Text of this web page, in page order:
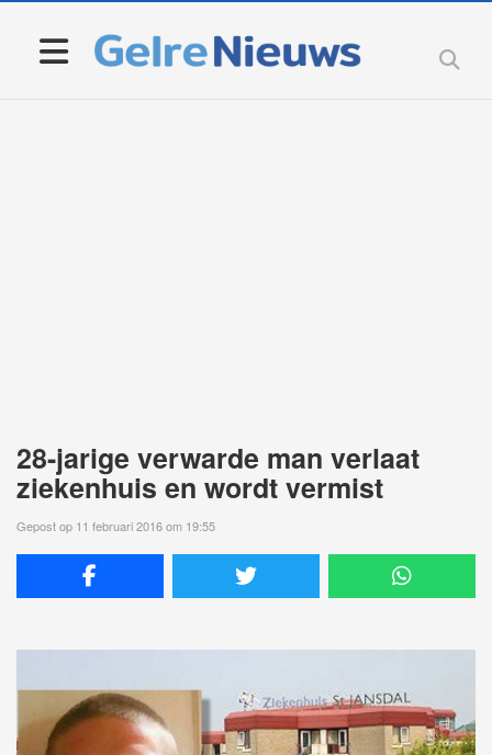
28-jarige verwarde man verlaat
ziekenhuis en wordt vermist
Gepost op 11 februari 2016 om 19:55